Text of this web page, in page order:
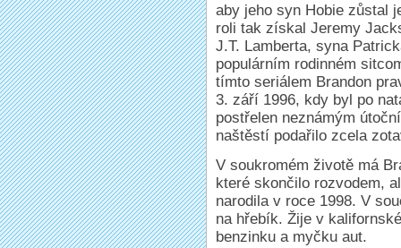
aby jeho syn Hobie zůstal
roli tak získal Jeremy
J.T. Lamberta, syna
populárním rodinném
tímto seriálem Brandon
3. září 1996, kdy byl po
postřelen neznámým
naštěstí podařilo zcela
V soukromém životě má
které skončilo rozvodem,
narodila v roce 1998. V
na hřebík. Žije v
benzinku a myčku aut.